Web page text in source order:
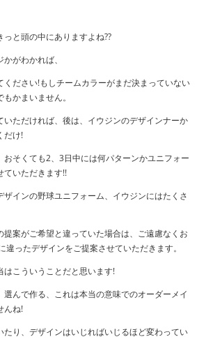
と頭の中にありますよね??
がわかれば、
ください!もしチームカラーがまだ決まっていない
かまいません。
いただければ、後は、イウジンのデザインナーか
だけ!
おそくても2、3日中には何パターンかユニフォー
ていただきます!!
インの野球ユニフォーム、イウジンにはたくさ
案がご希望と違っていた場合は、ご遠慮なくお
違ったデザインをご提案させていただきます。
はこういうことだと思います!
んで作る、これは本当の意味でのオーダーメイ
んね!
たり、デザインはいじればいじるほど変わってい